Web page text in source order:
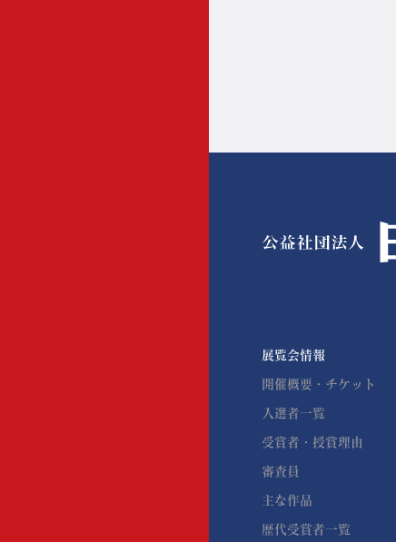
展覧会情報
開催概要・チケット
入選者一覧
受賞者・授賞理由
審査員
主な作品
歴代受賞者一覧